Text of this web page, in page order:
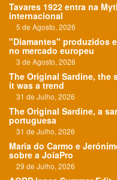
Tavares 1922 entra na
internacional
5 de Agosto, 2026
"Diamantes" produzidos
no mercado europeu
3 de Agosto, 2026
The Original Sardine, the
it was a trend
31 de Julho, 2026
The Original Sardine, a
portuguesa
31 de Julho, 2026
Maria do Carmo e
sobre a JoiaPro
29 de Julho, 2026